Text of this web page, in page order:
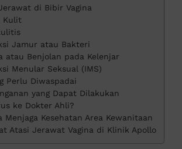
di Bibir Vagina
Kulit
Jamur atau Bakteri
atau Benjolan pada Kelenjar
Menular Seksual (IMS)
Perlu Diwaspadai
yang Dapat Dilakukan
ke Dokter Ahli?
Menjaga Kesehatan Area Kewanitaan
Atasi Jerawat Vagina di Klinik Apollo